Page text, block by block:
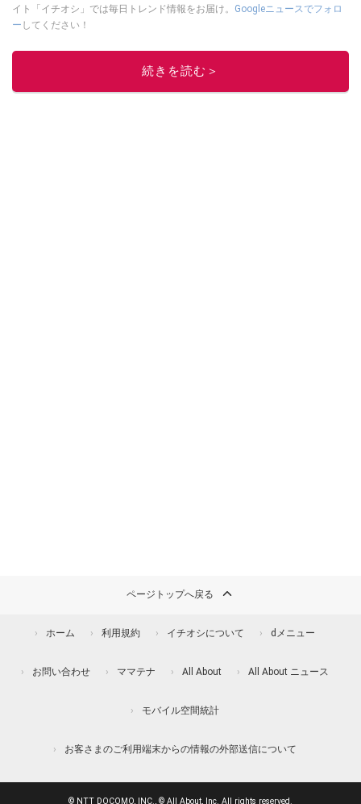
イト「イチオシ」では毎日トレンド情報をお届け。 Googleニュースでフォロ
ー してください！
このイチオシストの他の記事を読む
続きを読む＞
ページトップへ戻る
ホーム 利用規約 イチオシについて dメニュー
お問い合わせ ママテナ All About All About ニュース
モバイル空間統計
お客さまのご利用端末からの情報の外部送信について
© NTT DOCOMO, INC., © All About, Inc. All rights reserved.